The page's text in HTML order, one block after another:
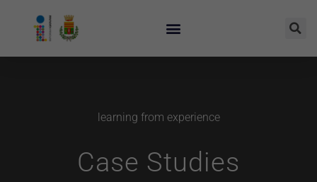
learning from experience
Case Studies